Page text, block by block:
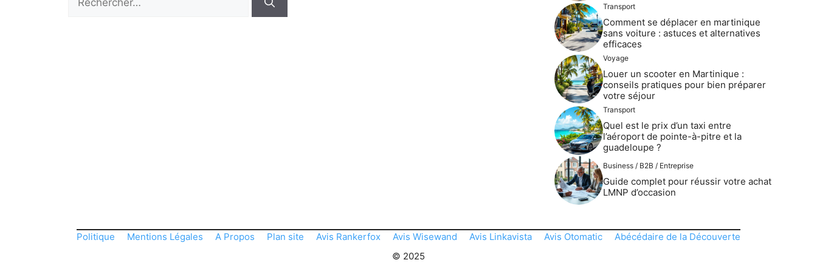
Transport
Comment se déplacer en martinique
sans voiture : astuces et alternatives
efficaces
Voyage
Louer un scooter en Martinique :
conseils pratiques pour bien préparer
votre séjour
Transport
Quel est le prix d’un taxi entre
l’aéroport de pointe-à-pitre et la
guadeloupe ?
Business / B2B / Entreprise
Guide complet pour réussir votre achat
LMNP d’occasion
Politique Mentions Légales A Propos Plan site Avis Rankerfox Avis Wisewand Avis Linkavista Avis Otomatic
Abécédaire de la Découverte
© 2025